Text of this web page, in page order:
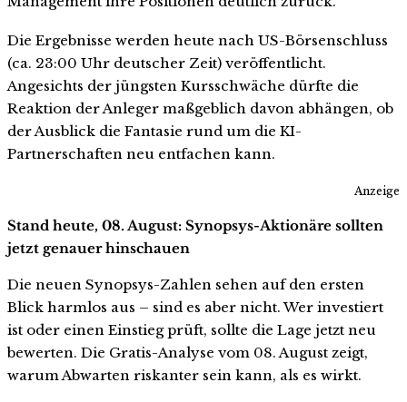
Die Ergebnisse werden heute nach US-Börsenschluss
(ca. 23:00 Uhr deutscher Zeit) veröffentlicht.
Angesichts der jüngsten Kursschwäche dürfte die
Reaktion der Anleger maßgeblich davon abhängen, ob
der Ausblick die Fantasie rund um die KI-
Partnerschaften neu entfachen kann.
Anzeige
Stand heute, 08. August: Synopsys-Aktionäre sollten
jetzt genauer hinschauen
Die neuen Synopsys-Zahlen sehen auf den ersten
Blick harmlos aus – sind es aber nicht. Wer investiert
ist oder einen Einstieg prüft, sollte die Lage jetzt neu
bewerten. Die Gratis-Analyse vom 08. August zeigt,
warum Abwarten riskanter sein kann, als es wirkt.